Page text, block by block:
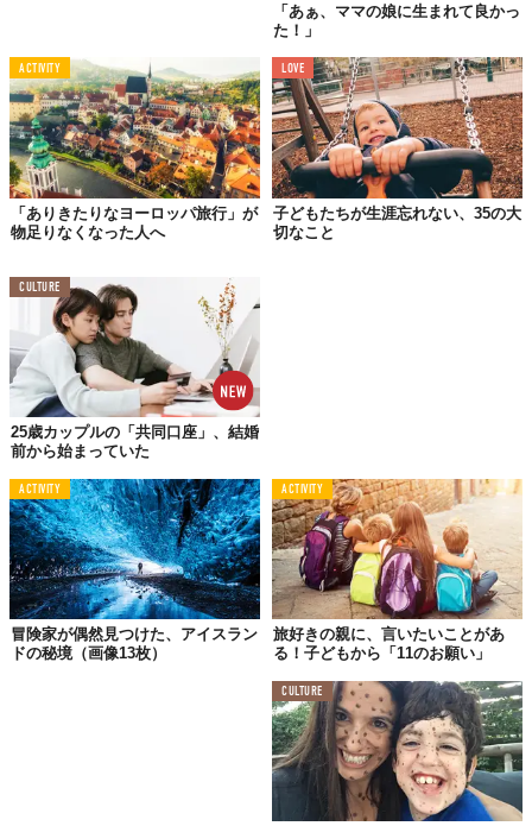
こちらは、パリにあるヨーロッパ唯一のディズニーリゾート。夢
の国で童心に返るふたりの笑顔は、まるで子供のよう。
03.スイス
スイスでは、交易で栄えた古都「ルツェルンで」美しい街並みを
「あぁ、ママの娘に生まれて良かっ
た！」
ACTIVITY
「ありきたりなヨーロッパ旅行」が
物足りなくなった人へ
LOVE
子どもたちが生涯忘れない、35の大
切なこと
CULTURE
25歳カップルの「共同口座」、結婚
前から始まっていた
ACTIVITY
冒険家が偶然見つけた、アイスラン
ドの秘境（画像13枚）
ACTIVITY
旅好きの親に、言いたいことがあ
る！子どもから「11のお願い」
CULTURE